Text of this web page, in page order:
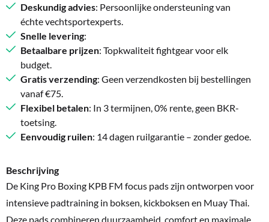
Deskundig advies: Persoonlijke ondersteuning van
échte vechtsportexperts.
Snelle levering:
Betaalbare prijzen: Topkwaliteit fightgear voor elk
budget.
Gratis verzending: Geen verzendkosten bij bestellingen
vanaf €75.
Flexibel betalen: In 3 termijnen, 0% rente, geen BKR-
toetsing.
Eenvoudig ruilen: 14 dagen ruilgarantie – zonder gedoe.
Beschrijving
De King Pro Boxing KPB FM focus pads zijn ontworpen voor
intensieve padtraining in boksen, kickboksen en Muay Thai.
Deze pads combineren duurzaamheid, comfort en maximale